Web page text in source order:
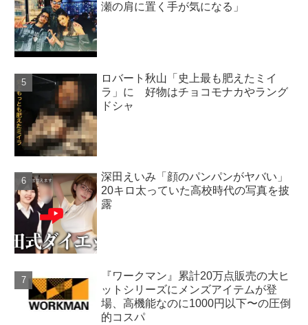
瀬の肩に置く手が気になる」
ロバート秋山「史上最も肥えたミイ
ラ」に 好物はチョコモナカやラング
ドシャ
深田えいみ「顔のパンパンがヤバい」
20キロ太っていた高校時代の写真を披
露
『ワークマン』累計20万点販売の大ヒ
ットシリーズにメンズアイテムが登
場、高機能なのに1000円以下〜の圧倒
的コスパ